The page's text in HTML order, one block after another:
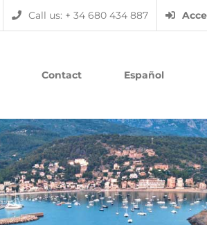
Call us: + 34 680 434 887
Contact Español